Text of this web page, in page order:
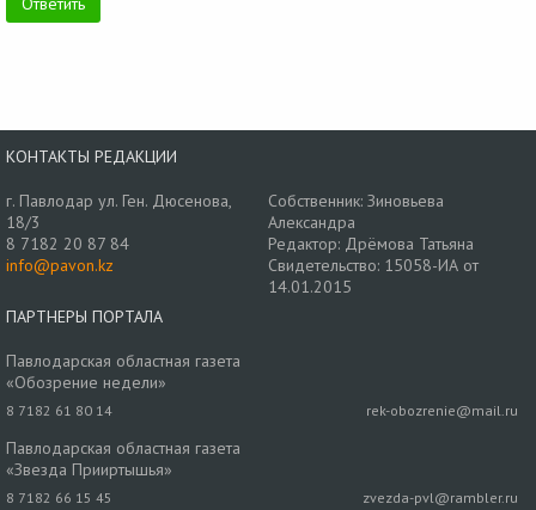
КОНТАКТЫ РЕДАКЦИИ
г. Павлодар ул. Ген. Дюсенова,
18/3
8 7182 20 87 84
info@pavon.kz
Собственник: Зиновьева
Александра
Редактор: Дрёмова Татьяна
Свидетельство: 15058-ИА от
14.01.2015
ПАРТНЕРЫ ПОРТАЛА
Павлодарская областная газета
«Обозрение недели»
8 7182 61 80 14 rek-obozrenie@mail.ru
Павлодарская областная газета
«Звезда Прииртышья»
8 7182 66 15 45 zvezda-pvl@rambler.ru